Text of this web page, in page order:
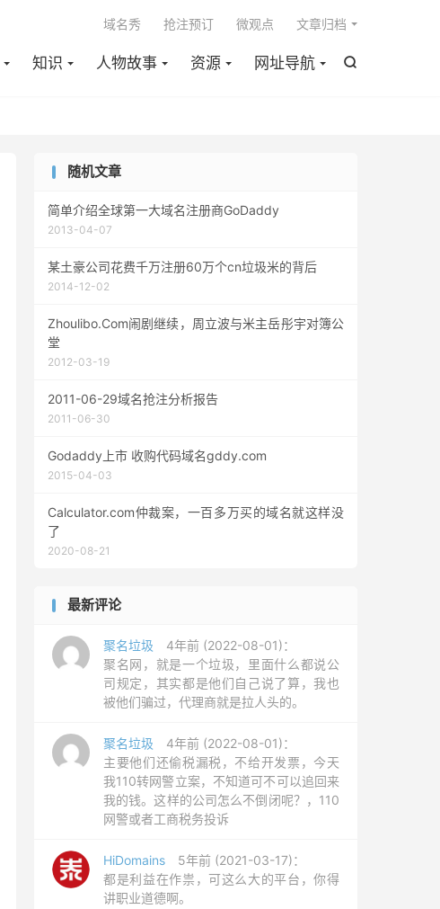

知识 人物故事 资源 网址导航
域名秀 抢注预订 微观点 文章归档
随机文章
简单介绍全球第一大域名注册商GoDaddy
2013-04-07
某土豪公司花费千万注册60万个cn垃圾米的背后
2014-12-02
Zhoulibo.Com闹剧继续，周立波与米主岳彤宇对簿公
堂
2012-03-19
2011-06-29域名抢注分析报告
2011-06-30
Godaddy上市 收购代码域名gddy.com
2015-04-03
Calculator.com仲裁案，一百多万买的域名就这样没
了
2020-08-21
最新评论
聚名垃圾
4年前 (2022-08-01)：
聚名网，就是一个垃圾，里面什么都说公
司规定，其实都是他们自己说了算，我也
被他们骗过，代理商就是拉人头的。
聚名垃圾
4年前 (2022-08-01)：
主要他们还偷税漏税，不给开发票，今天
我110转网警立案，不知道可不可以追回来
我的钱。这样的公司怎么不倒闭呢？，110
网警或者工商税务投诉
HiDomains
5年前 (2021-03-17)：
都是利益在作祟，可这么大的平台，你得
讲职业道德啊。